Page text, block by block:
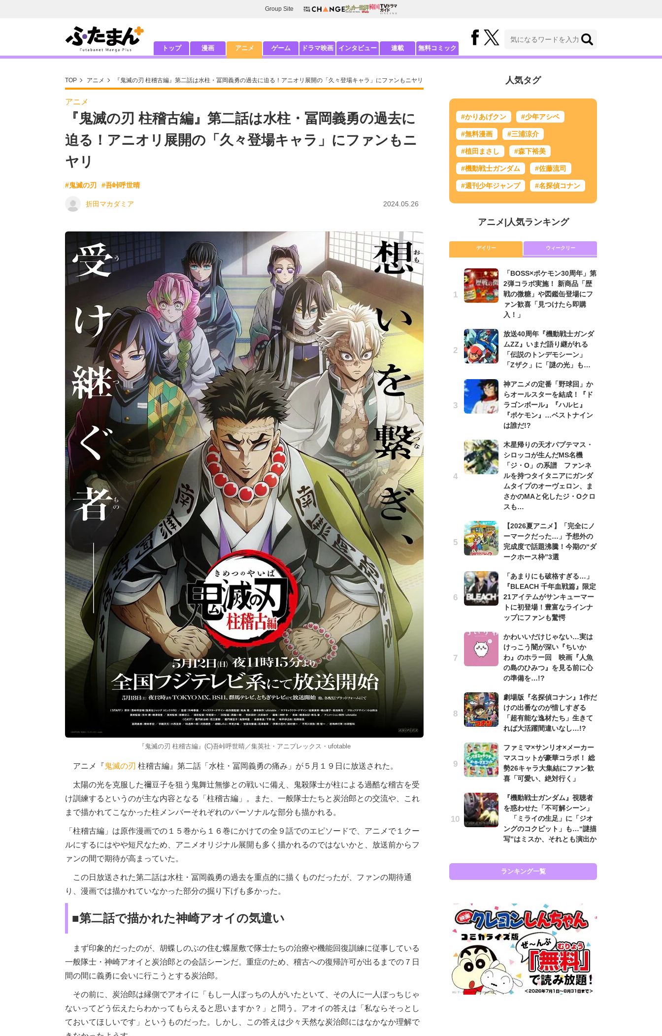
Group Site
トップ 漫画 アニメ ゲーム ドラマ映画 インタビュー 連載 無料コミック
TOP アニメ 『鬼滅の刃 柱稽古編』第二話は水柱・冨岡義勇の過去に迫る！アニオリ展開の「久々登場キャラ」にファンもニヤリ
アニメ
『鬼滅の刃 柱稽古編』第二話は水柱・冨岡義勇の過去に
迫る！アニオリ展開の「久々登場キャラ」にファンもニ
ヤリ
#鬼滅の刃 #吾峠呼世晴
折田マカダミア 2024.05.26
『鬼滅の刃 柱稽古編』(C)吾峠呼世晴／集英社・アニプレックス・ufotable
アニメ『鬼滅の刃 柱稽古編』第二話「水柱・冨岡義勇の痛み」が５月１９日に放送された。
太陽の光を克服した禰豆子を狙う鬼舞辻󠄀無惨との戦いに備え、鬼殺隊士が柱による過酷な稽古を受
け訓練するというのが主な内容となる「柱稽古編」。また、一般隊士たちと炭治郎との交流や、これ
まで描かれてこなかった柱メンバーそれぞれのパーソナルな部分も描かれる。
「柱稽古編」は原作漫画での１５巻から１６巻にかけての全９話でのエピソードで、アニメで１クー
ルにするにはやや短尺なため、アニメオリジナル展開も多く描かれるのではないかと、放送前からフ
ァンの間で期待が高まっていた。
この日放送された第二話は水柱・冨岡義勇の過去を重点的に描くものだったが、ファンの期待通
り、漫画では描かれていなかった部分の掘り下げも多かった。
■第二話で描かれた神崎アオイの気遣い
まず印象的だったのが、胡蝶しのぶの住む蝶屋敷で隊士たちの治療や機能回復訓練に従事している
一般隊士・神崎アオイと炭治郎との会話シーンだ。重症のため、稽古への復帰許可が出るまでの７日
間の間に義勇に会いに行こうとする炭治郎。
その前に、炭治郎は縁側でアオイに「もし一人ぼっちの人がいたといて、その人に一人ぼっちじゃ
ないってどう伝えたらわかってもらえると思いますか？」と問う。アオイの答えは「私ならそっとし
ておいてほしいです」というものだった。しかし、この答えは少々天然な炭治郎にはなかなか理解で
人気タグ
#かりあげクン #少年アシベ
#無料漫画 #三浦涼介
#植田まさし #森下裕美
#機動戦士ガンダム #佐藤流司
#週刊少年ジャンプ #名探偵コナン
アニメ| 人気ランキング
デイリー ウィークリー
「BOSS×ポケモン30周年」第
2弾コラボ実施！ 新商品「歴
戦の微糖」や図鑑缶登場にフ
ァン歓喜「見つけたら即購
入！」
放送40周年『機動戦士ガンダ
ムZZ』いまだ語り継がれる
「伝説のトンデモシーン」
「Zザク」に「謎の光」も…
神アニメの定番「野球回」か
らオールスターを結成！『ド
ラゴンボール』『ハルヒ』
『ポケモン』…ベストナイン
は誰だ!?
木星帰りの天才パプテマス・
シロッコが生んだMS名機
「ジ・O」の系譜 ファンネ
ルを持つタイタニアにガンダ
ムタイプのオーヴェロン、ま
さかのMAと化したジ・Oクロ
スも…
【2026夏アニメ】「完全にノ
ーマークだった…」予想外の
完成度で話題沸騰！今期の“ダ
ークホース枠”3選
「あまりにも破格すぎる…」
『BLEACH 千年血戦篇』限定
21アイテムがサンキューマー
トに初登場！豊富なラインナ
ップにファンも驚愕
かわいいだけじゃない…実は
けっこう闇が深い『ちいか
わ』のホラー回 映画『人魚
の島のひみつ』を見る前に心
の準備を…!?
劇場版『名探偵コナン』1作だ
けの出番なのが惜しすぎる
「超有能な逸材たち」生きて
れば大活躍間違いなし…!?
ファミマ×サンリオ×メーカー
マスコットが豪華コラボ！ 総
勢26キャラ大集結にファン歓
喜「可愛い、絶対行く」
『機動戦士ガンダム』視聴者
を惑わせた「不可解シーン」
「ミライの生足」に「ジオ
ングのコクピット」も…“謎描
写”はミスか、それとも演出か
ランキング一覧